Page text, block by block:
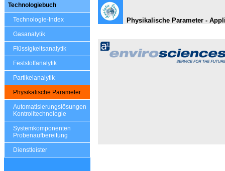
Technologiebuch
Technologie-Index
Gasanalytik
Flüssigkeitsanalytik
Feststoffanalytik
Partikelanalytik
Physikalische Parameter
Automatisierungslösungen
Kontrolltechnologie
Systemkomponenten
Probenaufbereitung
Dienstleister
Physikalische Parameter -